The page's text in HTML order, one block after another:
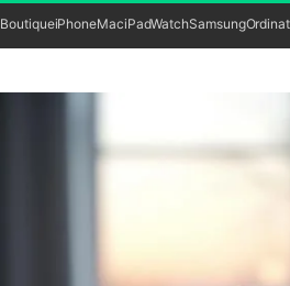
BoutiqueiPhoneMaciPadWatchSamsung